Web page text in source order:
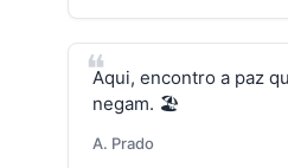
Aqui, encontro a paz
negam. 🏖️
A. Prado